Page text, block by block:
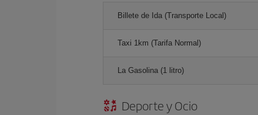
Billete de Ida (Transporte Local)
Taxi 1km (Tarifa Normal)
La Gasolina (1 litro)
Deporte y Ocio